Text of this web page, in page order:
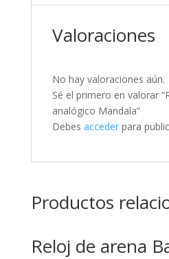
Valoraciones
No hay valoraciones aún.
Sé el primero en valorar
analógico Mandala”
Debes accederpara
Productos
Reloj de arena